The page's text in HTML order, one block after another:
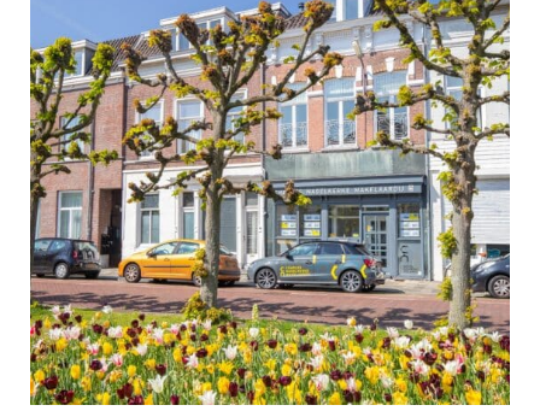
belangrijk vindt en dat hij aan de slag gaat met
hetzelfde doel. Hij denkt graag mee en is
makkelijk en snel te bereiken. Voor ons een
absolute aanrader!
26-08-2025
10 TINO SPRANGERS
Charles heeft ons uitstekend geholpen bij de
verkoop van onze woning. Hij is een prettige
persoon en heeft goed geluisterd naar onze